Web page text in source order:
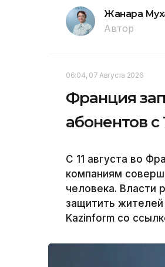
Жанара
Автор
06:04, 07 Августа 2026
Франция
абонентов с
С 11 августа во
компаниям
человека. Власти
защитить
Kazinform со